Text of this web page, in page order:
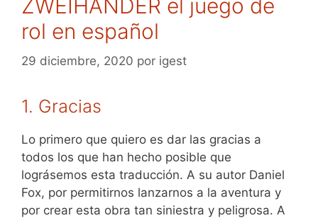
ZWEIHÄNDER el juego de
rol en español
29 diciembre, 2020 por igest
1. Gracias
Lo primero que quiero es dar las gracias a
todos los que han hecho posible que
lográsemos esta traducción. A su autor Daniel
Fox, por permitirnos lanzarnos a la aventura y
por crear esta obra tan siniestra y peligrosa. A